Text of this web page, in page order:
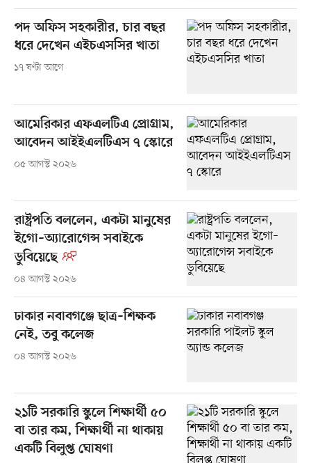
পদ অফিস সহকারীর, চার বছর
ধরে দেখেন এইচএসসির খাতা
১৭ ঘণ্টা আগে
আমেরিকার এফএলটিএ প্রোগ্রাম,
আবেদন আইইএলটিএস ৭ স্কোরে
০৫ আগস্ট ২০২৬
রাষ্ট্রপতি বললেন, একটা মানুষের
ইগো–অ্যারোগেন্স সবাইকে
ডুবিয়েছে
০৪ আগস্ট ২০২৬
ঢাকার নবাবগঞ্জে ছাত্র–শিক্ষক
নেই, তবু কলেজ
০৪ আগস্ট ২০২৬
২১টি সরকারি স্কুলে শিক্ষার্থী ৫০
বা তার কম, শিক্ষার্থী না থাকায়
একটি বিলুপ্ত ঘোষণা